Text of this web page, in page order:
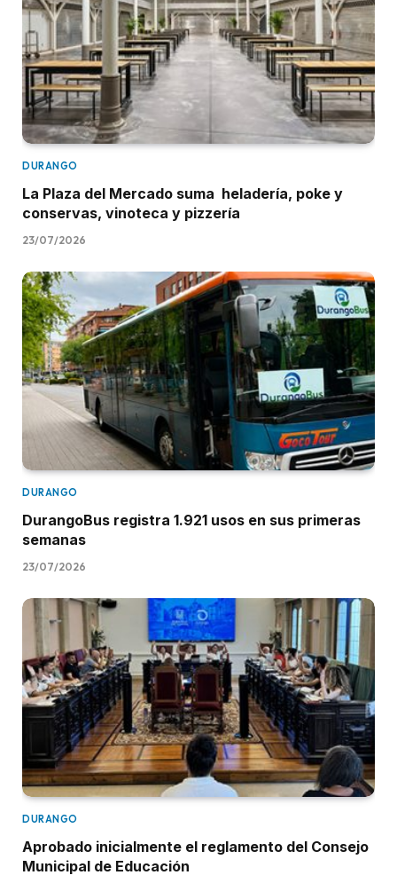
DURANGO
La Plaza del Mercado suma heladería, poke y
conservas, vinoteca y pizzería
23/07/2026
DURANGO
DurangoBus registra 1.921 usos en sus primeras
semanas
23/07/2026
DURANGO
Aprobado inicialmente el reglamento del Consejo
Municipal de Educación